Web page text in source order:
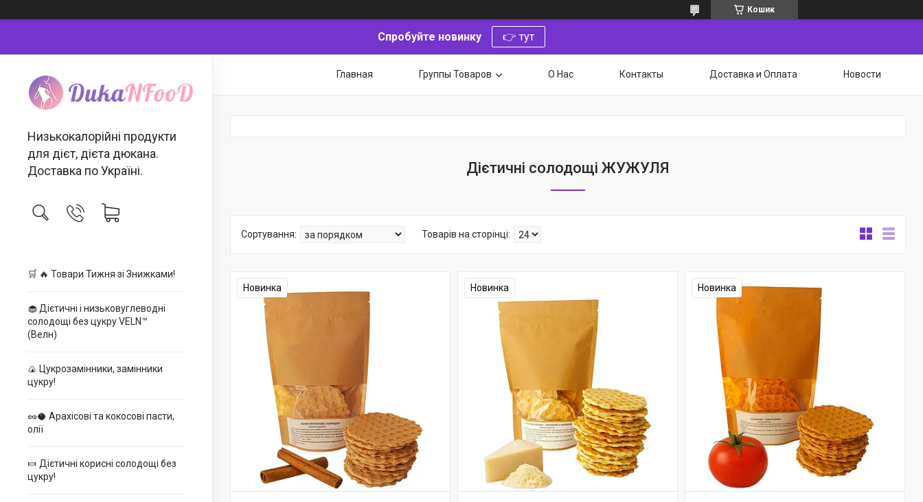
Кошик
Спробуйте новинку 👉 тут
Низькокалорійні продукти
для дієт, дієта дюкана.
Доставка по Україні.
🛒 🔥 Товари Тижня зі Знижками!
🧁 Дієтичні і низьковуглеводні
солодощі без цукру VELN™
(Велн)
🍙 Цукрозамінники, замінники
цукру!
🥜🥥 Арахісові та кокосові пасти,
олії
🍬 Дієтичні корисні солодощі без
цукру!
Главная Группы Товаров О Нас Контакты Доставка и Оплата Новости
Дієтичні солодощі ЖУЖУЛЯ
Новинка Новинка Новинка